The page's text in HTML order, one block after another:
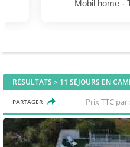
Mobil home -
RÉSULTATS > 11 SÉJOURS EN
PARTAGER Prix TTC